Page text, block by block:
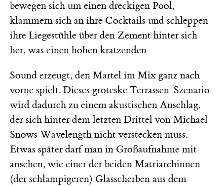
bewegen sich um einen dreckigen Pool,
klammern sich an ihre Cocktails und schleppen
ihre Liegestühle über den Zement hinter sich
her, was einen hohen kratzenden
Sound erzeugt, den Martel im Mix ganz nach
vorne spielt. Dieses groteske Terrassen-Szenario
wird dadurch zu einem akustischen Anschlag,
der sich hinter dem letzten Drittel von Michael
Snows Wavelength nicht verstecken muss.
Etwas später darf man in Großaufnahme mit
ansehen, wie einer der beiden Matriarchinnen
(der schlampigeren) Glasscherben aus dem